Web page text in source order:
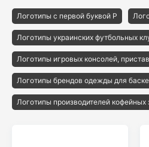
Логотипы с первой буквой P
Логотипы украинских футбольных
Логотипы игровых консолей,
Логотипы брендов одежды для
Логотипы производителей кофейных